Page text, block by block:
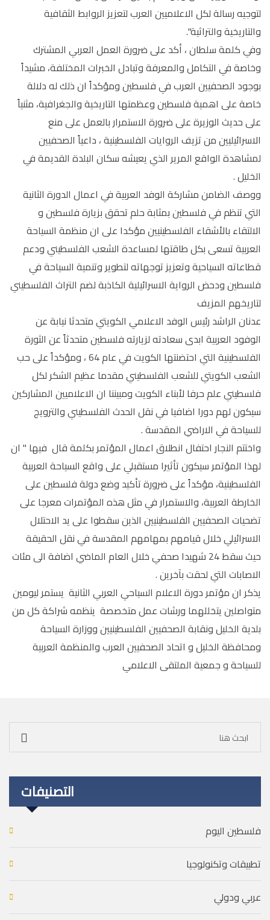
لتوجيه رسالة لكل الاعلاميين العرب لتعزيز الروابط الثقافية
والتاريخية والتراثية".
وفي كلمة سلطان ، أكد على ضرورة العمل العربي المشترك
وخاصة في التكامل والمعرفة وتبادل الخبرات المختلفة، مشيداً
بوجود الصحفيين العرب في فلسطين ومؤكداً ان ذلك له دلالة
خاصة على اهمية فلسطين وعظمتها التاريخية والجغرافية، مثنياً
على حديث الوزيرة على ضرورة الاستمرار بالعمل على منع
الاسرائيليين من تزيف الروايات الفلسطينية ، داعياً الصحفيين
لمشاهدة الواقع المرير الذي يعيشه سكان البلدة القديمة في
الخليل .
ووصف الضامن مشاركة الوفد العربية في اعمال الدورة الثانية
التي تنظم في فلسطين بمثابة حلم تحقق بزيارة فلسطين و
الالتقاء بالأشقاء الفلسطينيين مؤكدا على ان منظمة السياحة
العربية تسعى بكل طاقتها لمساعدة الشعب الفلسطيني ودعم
قطاعاته السياحية وتعزيز توجهاته لتطوير وتنمية السياحة في
فلسطين ودحض الرواية الاسرائيلية الكاذبة لضم التراث الفلسطيني
لتاريخهم المزيف
عدنان الراشد رئيس الوفد الاعلامي الكويتي متحدثا نيابة عن
الوفود العربية ابدى سعادته لزيارته فلسطين متحدثاً عن الثورة
الفلسطينية التي احتضنتها الكويت في عام 64 ، ومؤكداً على حب
الشعب الكويتي للشعب الفلسطيني مقدما عظيم الشكر لكل
فلسطيني علم حرفا لأبناء الكويت ومبيننا ان الاعلاميين المشاركين
سيكون لهم دورا اضافيا في نقل الحدث الفلسطيني والترويج
للسياحة في الاراضي المقدسة .
واختتم النجار احتفال انطلاق اعمال المؤتمر بكلمة قال فيها " ان
لهذا المؤتمر سيكون تأثيرا مستقبلي على واقع السياحة العربية
الفلسطينية، مؤكداً على ضرورة تأكيد وضع دولة فلسطين على
الخارطة العربية، والاستمرار في مثل هذه المؤتمرات معرجا على
تضحيات الصحفيين الفلسطينيين الذين سقطوا على يد الاحتلال
الاسرائيلي خلال قيامهم بمهامهم المقدسة في نقل الحقيقة
حيث سقط 24 شهيدا صحفي خلال العام الماضي اضافة الى مئات
الاصابات التي لحقت بآخرين .
يذكر ان مؤتمر دورة الاعلام السياحي العربي الثانية يستمر ليومين
متواصلين يتخللهما ورشات عمل متخصصة ينظمه شراكة كل من
بلدية الخليل ونقابة الصحفيين الفلسطينيين ووزارة السياحة
ومحافظة الخليل و اتحاد الصحفيين العرب والمنظمة العربية
للسياحة و جمعية الملتقى الاعلامي
التصنيفات
فلسطين اليوم
تطبيقات وتكنولوجيا
عربي ودولي